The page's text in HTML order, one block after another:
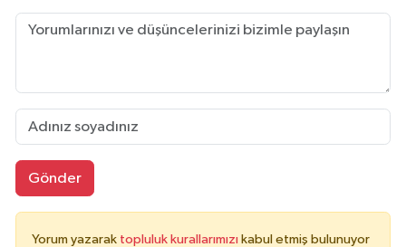
Gönder
Yorum yazarak topluluk kurallarımızı kabul etmiş bulunuyor